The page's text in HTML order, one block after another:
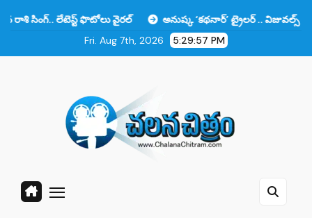
ఫొటోలు వైరల్
అనుష్క ‘కథనార్’ ట్రైలర్ .. విజువల్స్ అదిరిపోయాయి
Fri. Aug 7th, 2026
5:29:58 PM